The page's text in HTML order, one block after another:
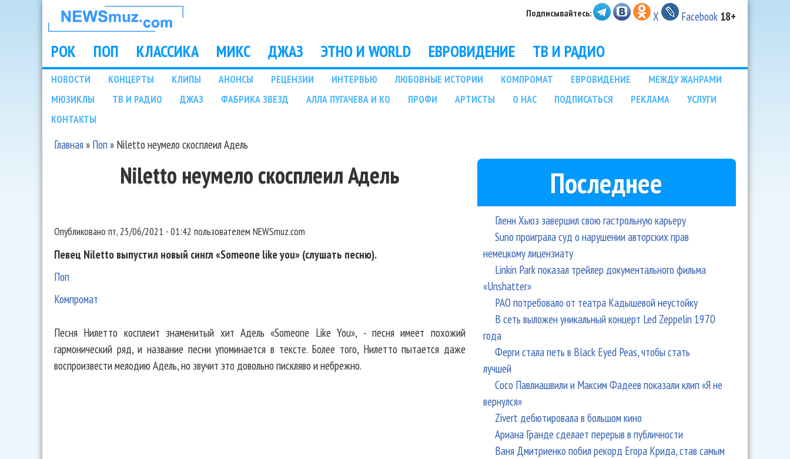
НОВОСТИ
МУЗЫКИ И
ШОУ БИЗНЕСА
NEWSMUZ.COM
Подписывайтесь: X Facebook 18+
Main menu
РОК ПОП КЛАССИКА МИКС ДЖАЗ ЭТНО И WORLD ЕВРОВИДЕНИЕ ТВ И РАДИО
Подразделы
НОВОСТИ КОНЦЕРТЫ КЛИПЫ АНОНСЫ РЕЦЕНЗИИ ИНТЕРВЬЮ ЛЮБОВНЫЕ ИСТОРИИ КОМПРОМАТ ЕВРОВИДЕНИЕ
МЕЖДУ ЖАНРАМИ
МЮЗИКЛЫ
ТВ И РАДИО ДЖАЗ ФАБРИКА ЗВЕЗД АЛЛА ПУГАЧЕВА И КО ПРОФИ АРТИСТЫ О НАС ПОДПИСАТЬСЯ РЕКЛАМА
УСЛУГИ
КОНТАКТЫ
Главная» Поп» Niletto неумело скосплеил Адель
Niletto неумело скосплеил Адель
Опубликовано пт, 25/06/2021 - 01:42 пользователем NEWSmuz.com
Певец Niletto выпустил новый сингл «Someone like you» (слушать песню).
Поп
Компромат
Песня Нилетто косплеит знаменитый хит Адель «Someone Like You», - песня имеет похожий
гармонический ряд, и название песни упоминается в тексте. Более того, Нилетто пытается даже
воспроизвести мелодию Адель, но звучит это довольно пискляво и небрежно.
Последнее
Гленн Хьюз завершил свою гастрольную карьеру
Suno проиграла суд о нарушении авторских прав
немецкому лицензиату
Linkin Park показал трейлер документального фильма
«Unshatter»
РАО потребовало от театра Кадышевой неустойку
В сеть выложен уникальный концерт Led Zeppelin 1970
года
Ферги стала петь в Black Eyed Peas, чтобы стать
лучшей
Сосо Павлиашвили и Максим Фадеев показали клип «Я не
вернулся»
Zivert дебютировала в большом кино
Ариана Гранде сделает перерыв в публичности
Ваня Дмитриенко побил рекорд Егора Крида, став самым